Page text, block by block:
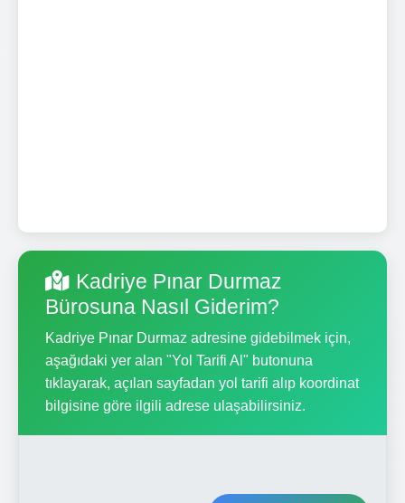
Kadriye Pınar Durmaz
Bürosuna Nasıl Giderim?
Kadriye Pınar Durmaz adresine gidebilmek için,
aşağıdaki yer alan "Yol Tarifi Al" butonuna
tıklayarak, açılan sayfadan yol tarifi alıp koordinat
bilgisine göre ilgili adrese ulaşabilirsiniz.